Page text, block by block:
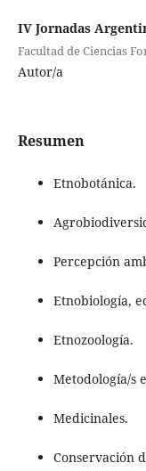
IV Jornadas
Facultad de Ciencias
Autor/a
Resumen
Etnobotánica.
Percepción
Etnobiología,
Etnozoología.
Metodología/s
Medicinales.
Conservación